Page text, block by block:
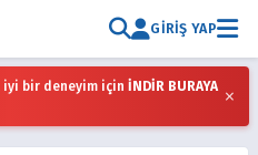
GIRIŞ YAP
iyi bir deneyim için İNDİR BURAYA ×